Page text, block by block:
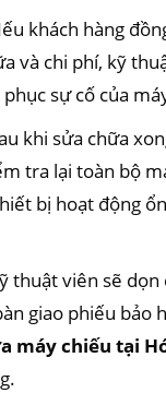
khách hàng
và chi phí, kỹ
sự cố của
khi sửa chữa
tra lại toàn bộ
bị hoạt động
thuật viên sẽ
giao phiếu bảo
máy chiếu tại